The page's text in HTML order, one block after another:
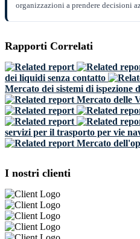
organizzazioni a prendere decisioni
Rapporti Correlati
dei liquidi senza contatto
Mercato dei sistemi di ispezione
Mercato delle
servizi per il trasporto per vie
Mercato
I nostri clienti